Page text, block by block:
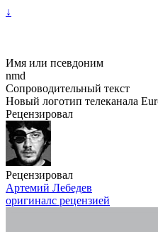
↓
Имя или псевдоним
nmd
Сопроводительный текст
Новый логотип телеканала
Рецензировал
Рецензировал
Артемий Лебедев
оригиналс рецензией